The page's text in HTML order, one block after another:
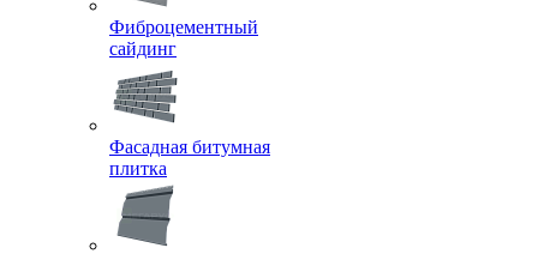
Фиброцементный
сайдинг
Фасадная битумная
плитка